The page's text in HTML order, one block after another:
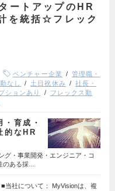
ートアップのHR
を統括☆フレック
ベンチャー企業
管理職・
なし 土日祝休み
社長・
ションあり
フレックス勤
育成・
的なHR
グ・事業開発・エンジニア・コ
のある採…
当社について： MyVisionは、複